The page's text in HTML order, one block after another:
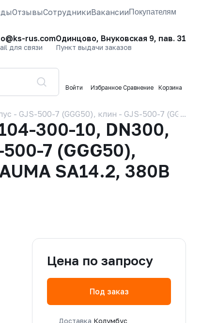
ОтзывыСотрудникиВакансииПокупателям
rus.com
для связи
Одинцово, Внуковская 9, пав. 31
Пункт выдачи заказов
Войти Избранное Сравнение Корзина
GJS-500-7 (GGG50), клин - GJS-500-7 (GGG50),
300-10, DN300,
7 (GGG50),
SA14.2, 380В
Цена по запросу
Под заказ
Доставка Колумбус